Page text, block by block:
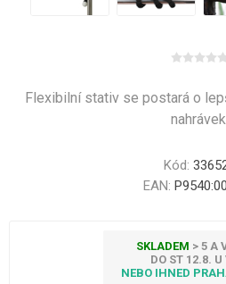
Flexibilní stativ se postará o
Kód:
EAN:
SKLADEM > 5 A
DO ST 12.8. U
NEBO IHNED